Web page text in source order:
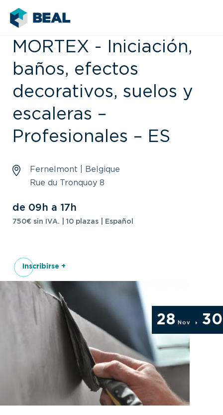
28 Nov 30
MORTEX - Iniciación,
baños, efectos
decorativos, suelos y
escaleras –
Profesionales – ES
Fernelmont | Belgique
Rue du Tronquoy 8
de 09h a 17h
750€ sin IVA. | 10 plazas | Español
Inscribirse +